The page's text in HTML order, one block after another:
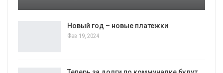
Новый год – новые платежки
Фев 19, 2024